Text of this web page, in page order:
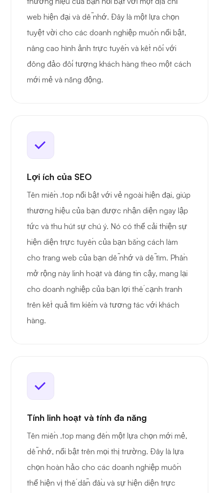
web hiện đại và dễ nhớ. Đây là một lựa chọn
tuyệt vời cho các doanh nghiệp muốn nổi bật,
nâng cao hình ảnh trực tuyến và kết nối với
đông đảo đối tượng khách hàng theo một cách
mới mẻ và năng động.
Lợi ích của SEO
Tên miền .top nổi bật với vẻ ngoài hiện đại, giúp
thương hiệu của bạn được nhận diện ngay lập
tức và thu hút sự chú ý. Nó có thể cải thiện sự
hiện diện trực tuyến của bạn bằng cách làm
cho trang web của bạn dễ nhớ và dễ tìm. Phần
mở rộng này linh hoạt và đáng tin cậy, mang lại
cho doanh nghiệp của bạn lợi thế cạnh tranh
trên kết quả tìm kiếm và tương tác với khách
hàng.
Tính linh hoạt và tính đa năng
Tên miền .top mang đến một lựa chọn mới mẻ,
dễ nhớ, nổi bật trên mọi thị trường. Đây là lựa
chọn hoàn hảo cho các doanh nghiệp muốn
thể hiện vị thế dẫn đầu và sự hiện diện trực